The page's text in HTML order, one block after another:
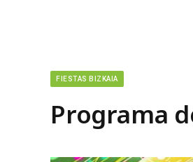
FIESTAS BIZKAIA
Programa